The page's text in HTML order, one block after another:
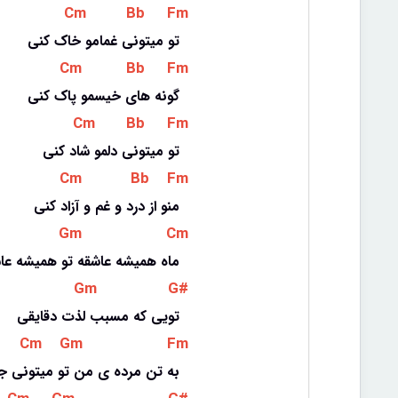
Cm Bb Fm
تو میتونی غمامو خاک کنی
Cm Bb Fm
گونه های خیسمو پاک کنی
Cm Bb Fm
تو میتونی دلمو شاد کنی
Cm Bb Fm
منو از درد و غم و آزاد کنی
Gm Cm
ماه همیشه عاشقه تو همیشه
Gm G#
تویی که مسبب لذت دقایقی
Cm Gm Fm
به تن مرده ی من تو میتونی